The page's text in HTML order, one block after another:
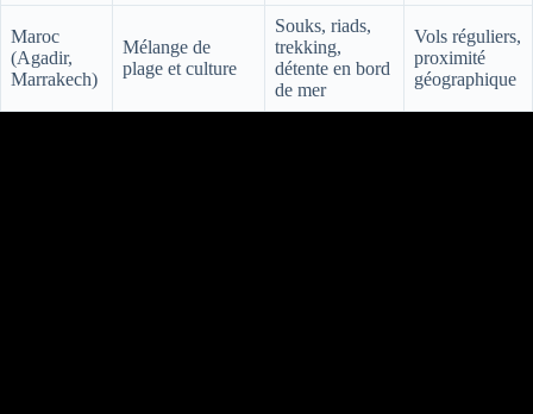
Maroc
(Agadir,
Marrakech)
Mélange de
plage et culture
Souks, riads,
trekking,
détente en bord
de mer
Vols réguliers,
proximité
géographique